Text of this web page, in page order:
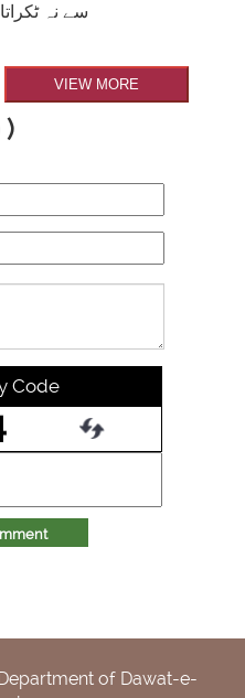
سے نہ
VIEW MORE
Code
of Dawat-e-